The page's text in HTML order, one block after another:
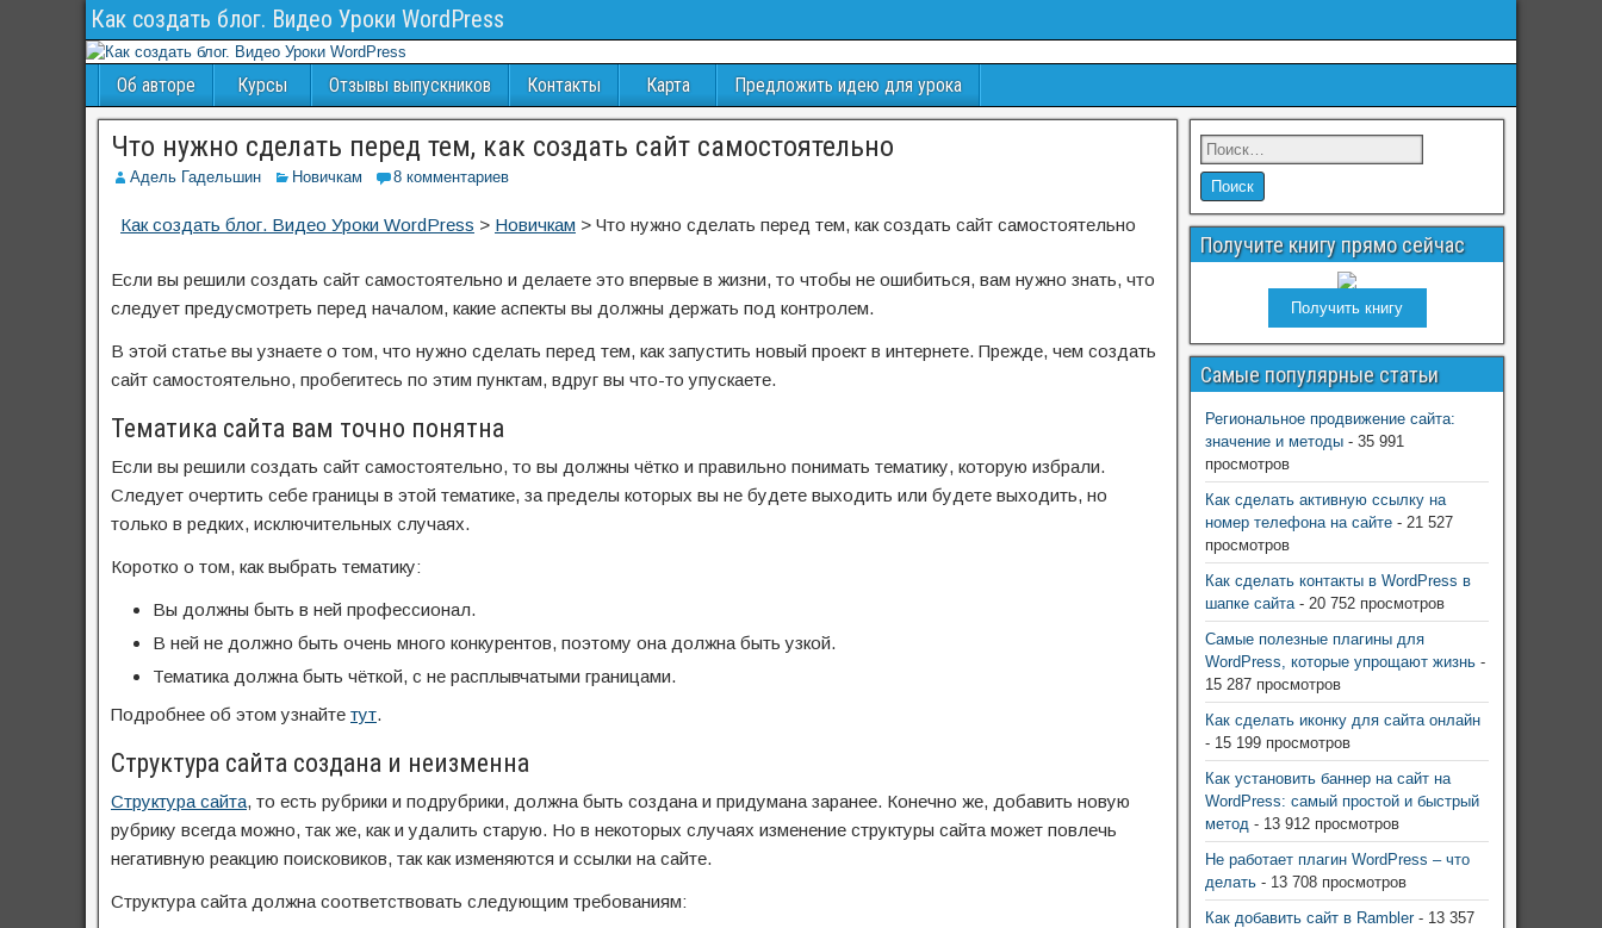
Как создать блог. Видео Уроки WordPress
Об авторе Курсы Отзывы выпускников Контакты Карта Предложить идею для урока
Что нужно сделать перед тем, как создать сайт самостоятельно
Адель Гадельшин Новичкам 8 комментариев
Как создать блог. Видео Уроки WordPress > Новичкам > Что нужно сделать перед тем, как создать сайт самостоятельно
Еcли вы решили создать сайт самостоятельно и делаете это впервые в жизни, то чтобы не ошибиться, вам нужно знать, что
следует предусмотреть перед началом, какие аспекты вы должны держать под контролем.
В этой статье вы узнаете о том, что нужно сделать перед тем, как запустить новый проект в интернете. Прежде, чем создать
сайт самостоятельно, пробегитесь по этим пунктам, вдруг вы что-то упускаете.
Тематика сайта вам точно понятна
Если вы решили создать сайт самостоятельно, то вы должны чётко и правильно понимать тематику, которую избрали.
Следует очертить себе границы в этой тематике, за пределы которых вы не будете выходить или будете выходить, но
только в редких, исключительных случаях.
Коротко о том, как выбрать тематику:
Вы должны быть в ней профессионал.
В ней не должно быть очень много конкурентов, поэтому она должна быть узкой.
Тематика должна быть чёткой, с не расплывчатыми границами.
Подробнее об этом узнайте тут.
Структура сайта создана и неизменна
Структура сайта, то есть рубрики и подрубрики, должна быть создана и придумана заранее. Конечно же, добавить новую
рубрику всегда можно, так же, как и удалить старую. Но в некоторых случаях изменение структуры сайта может повлечь
негативную реакцию поисковиков, так как изменяются и ссылки на сайте.
Структура сайта должна соответствовать следующим требованиям:
Получите книгу прямо сейчас
Получить книгу
Самые популярные статьи
Региональное продвижение сайта:
значение и методы - 35 991
просмотров
Как сделать активную ссылку на
номер телефона на сайте - 21 527
просмотров
Как сделать контакты в WordPress в
шапке сайта- 20 752 просмотров
Самые полезные плагины для
WordPress, которые упрощают жизнь -
15 287 просмотров
Как сделать иконку для сайта онлайн
- 15 199 просмотров
Как установить баннер на сайт на
WordPress: самый простой и быстрый
метод - 13 912 просмотров
Не работает плагин WordPress – что
делать - 13 708 просмотров
Как добавить сайт в Rambler- 13 357